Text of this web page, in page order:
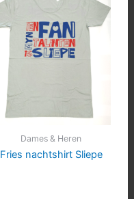
Dames & Heren
Fries nachtshirt Sliepe